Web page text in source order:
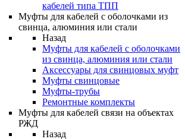
кабелей типа ТПП
Муфты для кабелей с оболочками из
свинца, алюминия или стали
Назад
Муфты для кабелей с оболочками
из свинца, алюминия или стали
Аксессуары для свинцовых муфт
Муфты свинцовые
Муфты-трубы
Ремонтные комплекты
Муфты для кабелей связи на объектах
РЖД
Назад